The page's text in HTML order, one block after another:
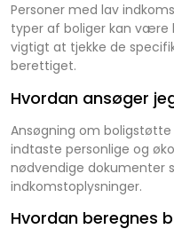
Personer med lav
typer af boliger kan
vigtigt at tjekke de
berettiget.
Hvordan ansøger
Ansøgning om boligstøtte
indtaste personlige og
nødvendige dokumenter
indkomstoplysninger.
Hvordan beregnes